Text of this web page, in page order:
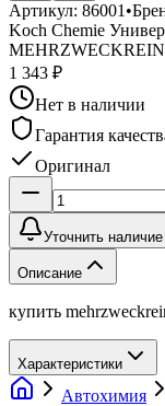
Артикул: 86001 •
Koch Chemie
1 343 ₽
Нет в наличии
Гарантия
Оригинал
Уточнить наличие
Описание
купить
Характеристики
Автохимия